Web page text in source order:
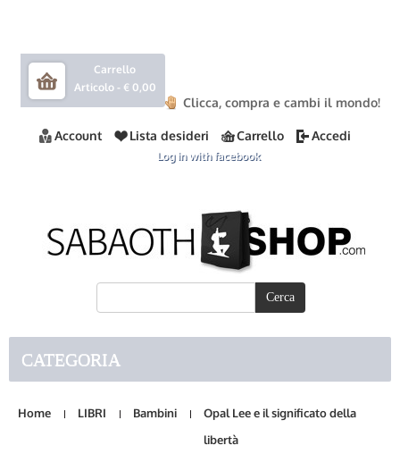
Carrello
Articolo - € 0,00
Clicca, compra e cambi il mondo!
Account Lista desideri Carrello Accedi
Log in with facebook
CATEGORIA
Home LIBRI Bambini
Opal Lee e il significato della
libertà